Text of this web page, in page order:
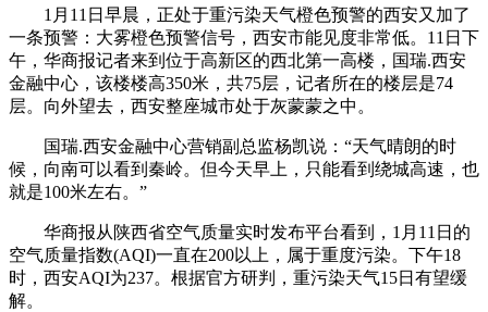
1月11日早晨，正处于重污染天气橙色预警的西安又加了
一条预警：大雾橙色预警信号，西安市能见度非常低。11日下
午，华商报记者来到位于高新区的西北第一高楼，国瑞.西安
金融中心，该楼楼高350米，共75层，记者所在的楼层是74
层。向外望去，西安整座城市处于灰蒙蒙之中。
国瑞.西安金融中心营销副总监杨凯说：“天气晴朗的时
候，向南可以看到秦岭。但今天早上，只能看到绕城高速，也
就是100米左右。”
华商报从陕西省空气质量实时发布平台看到，1月11日的
空气质量指数(AQI)一直在200以上，属于重度污染。下午18
时，西安AQI为237。根据官方研判，重污染天气15日有望缓
解。